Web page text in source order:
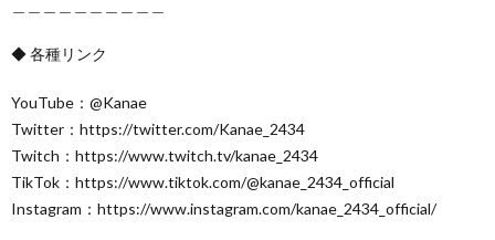
◆ 各種リンク
YouTube：@Kanae
Twitter：https://twitter.com/Kanae_2434
Twitch：https://www.twitch.tv/kanae_2434
TikTok：https://www.tiktok.com/@kanae_2434_official
Instagram：https://www.instagram.com/kanae_2434_official/